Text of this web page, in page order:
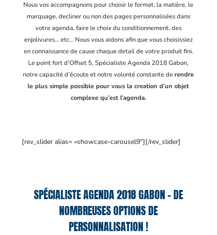
Nous vos accompagnons pour choisir le format, la matière, le
marquage, decliner ou non des pages personnalisées dans
votre agenda, faire le choix du conditionnement, des
enjolivures… etc… Nous vous aidons afin que vous choisissiez
en connaissance de cause chaque detail de votre produit fini.
Le point fort d’Offset 5, Spécialiste Agenda 2018 Gabon,
notre capacité d’écoute et notre volonté constante derendre
le plus simple possible pour vous la creation d’un objet
complexe qu’est l’agenda.
[rev_slider alias= »showcase-carousel9″][/rev_slider]
SPÉCIALISTE AGENDA 2018 GABON – DE
NOMBREUSES OPTIONS DE
PERSONNALISATION !